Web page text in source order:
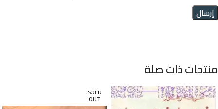
منتجات ذات صلة
SOLD
OUT